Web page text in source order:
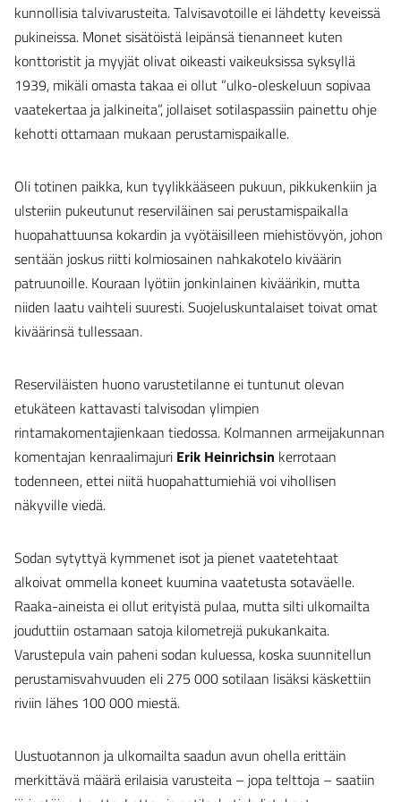
kunnollisia talvivarusteita. Talvisavotoille ei lähdetty keveissä
pukineissa. Monet sisätöistä leipänsä tienanneet kuten
konttoristit ja myyjät olivat oikeasti vaikeuksissa syksyllä
1939, mikäli omasta takaa ei ollut ”ulko-oleskeluun sopivaa
vaatekertaa ja jalkineita”, jollaiset sotilaspassiin painettu ohje
kehotti ottamaan mukaan perustamispaikalle.
Oli totinen paikka, kun tyylikkääseen pukuun, pikkukenkiin ja
ulsteriin pukeutunut reserviläinen sai perustamispaikalla
huopahattuunsa kokardin ja vyötäisilleen miehistövyön, johon
sentään joskus riitti kolmiosainen nahkakotelo kiväärin
patruunoille. Kouraan lyötiin jonkinlainen kiväärikin, mutta
niiden laatu vaihteli suuresti. Suojeluskuntalaiset toivat omat
kiväärinsä tullessaan.
Reserviläisten huono varustetilanne ei tuntunut olevan
etukäteen kattavasti talvisodan ylimpien
rintamakomentajienkaan tiedossa. Kolmannen armeijakunnan
komentajan kenraalimajuri Erik Heinrichsin kerrotaan
todenneen, ettei niitä huopahattumiehiä voi vihollisen
näkyville viedä.
Sodan sytyttyä kymmenet isot ja pienet vaatetehtaat
alkoivat ommella koneet kuumina vaatetusta sotaväelle.
Raaka-aineista ei ollut erityistä pulaa, mutta silti ulkomailta
jouduttiin ostamaan satoja kilometrejä pukukankaita.
Varustepula vain paheni sodan kuluessa, koska suunnitellun
perustamisvahvuuden eli 275 000 sotilaan lisäksi käskettiin
riviin lähes 100 000 miestä.
Uustuotannon ja ulkomailta saadun avun ohella erittäin
merkittävä määrä erilaisia varusteita – jopa telttoja – saatiin